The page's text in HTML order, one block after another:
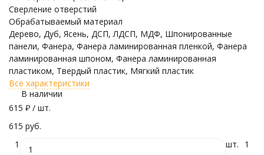
Сверление отверстий
Обрабатываемый материал
Дерево, Дуб, Ясень, ДСП, ЛДСП, МДФ, Шпонированные
панели, Фанера, Фанера ламинированная пленкой, Фанера
ламинированная шпоном, Фанера ламинированная
пластиком, Твердый пластик, Мягкий пластик
Все характеристики
В наличии
615 ₽ / шт.
615 руб.
1
шт. 1